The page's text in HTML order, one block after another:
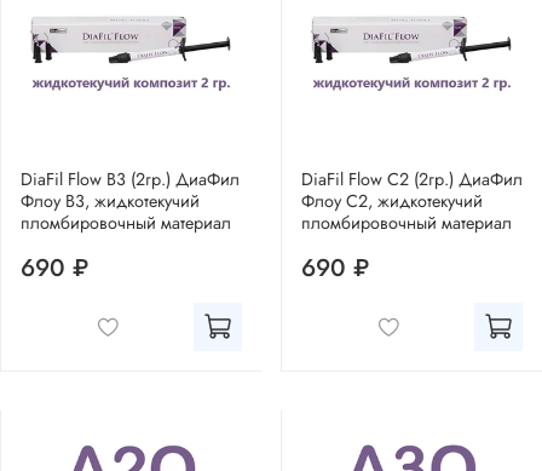
DiaFil Flow B3 (2гр.) ДиаФил
Флоу В3, жидкотекучий
пломбировочный материал
690 ₽
DiaFil Flow C2 (2гр.) ДиаФил
Флоу С2, жидкотекучий
пломбировочный материал
690 ₽